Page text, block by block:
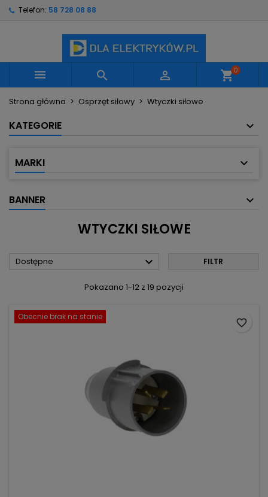
Telefon: 58 728 08 88
   shopping_cart0
Strona główna Osprzęt siłowy Wtyczki siłowe
KATEGORIE
MARKI
BANNER
WTYCZKI SIŁOWE
Dostępne  FILTR
Pokazano 1-12 z 19 pozycji
Obecnie brak na stanie
favorite_border
Utwórz nową listę
((confirmMessage))
Nazwa listy życzeń
Musisz być zalogowany by zapisać produkty na
swojej liście życzeń.
Anuluj Zaloguj się